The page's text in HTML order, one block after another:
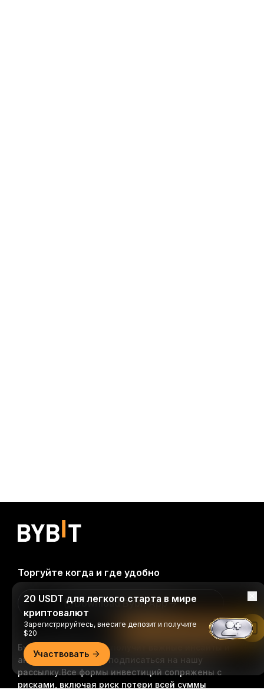
Будьте первыми, кто получит важные инсайты и
анализ криптомира: подписаться на нашу
рассылку.Все формы инвестиций сопряжены с
рисками, включая риск потери всей суммы
Торгуйте когда и где удобно
Download Bybit App
20 USDT для легкого старта в мире
криптовалют
Зарегистрируйтесь, внесите депозит и получите
$20
Участвовать
Читать в приложении Bybit